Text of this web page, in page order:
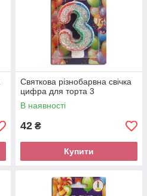
Святкова різнобарвна свічка
цифра для торта 3
В наявності
42 ₴
Купити